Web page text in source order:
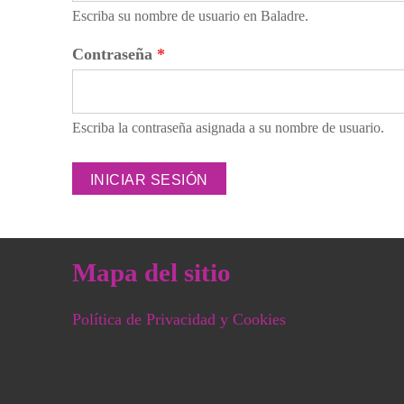
Escriba su nombre de usuario en Baladre.
Contraseña *
Escriba la contraseña asignada a su nombre de usuario.
Mapa del sitio
Política de Privacidad y Cookies